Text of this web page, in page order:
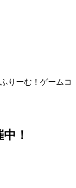
りーむ！ゲームコ
！